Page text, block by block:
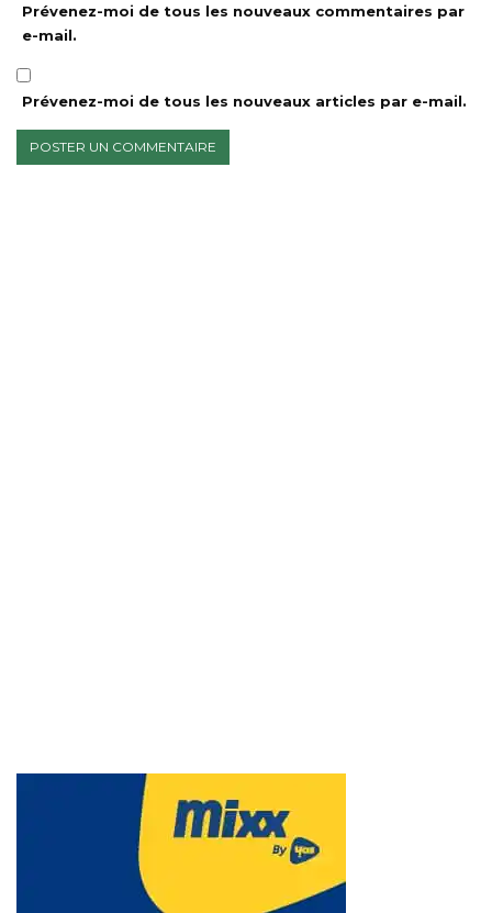
Prévenez-moi de tous les nouveaux commentaires par
e-mail.
Prévenez-moi de tous les nouveaux articles par e-mail.